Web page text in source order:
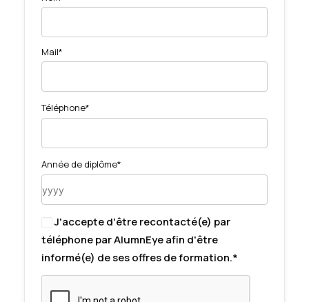
Mail*
Téléphone*
Année de diplôme*
J'accepte d'être recontacté(e) par
téléphone par AlumnEye afin d'être
informé(e) de ses offres de formation.*